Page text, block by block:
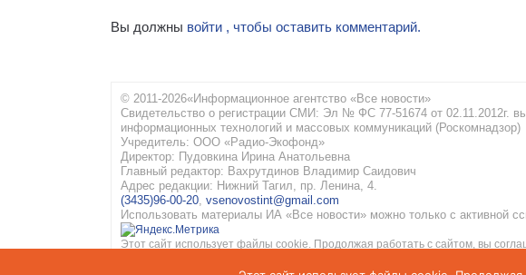
Вы должны войти , чтобы оставить комментарий.
© 2011-2026«Информационное агентство «Все новости»
Свидетельство о регистрации СМИ: Эл № ФС 77-51674 от 02.11.2012г.
информационных технологий и массовых коммуникаций (Роскомнадзор)
Учредитель: ООО «Радио-Экофонд»
Директор: Пудовкина Ирина Анатольевна
Главный редактор: Вахрутдинов Владимир Саидович
Адрес редакции: Нижний Тагил, пр. Ленина, 4.
(3435)96-00-20 vsenovostint@gmail.com
Использовать материалы ИА «Все новости» можно только с активной
Этот сайт использует файлы cookie. Продолжая работать с сайтом, вы